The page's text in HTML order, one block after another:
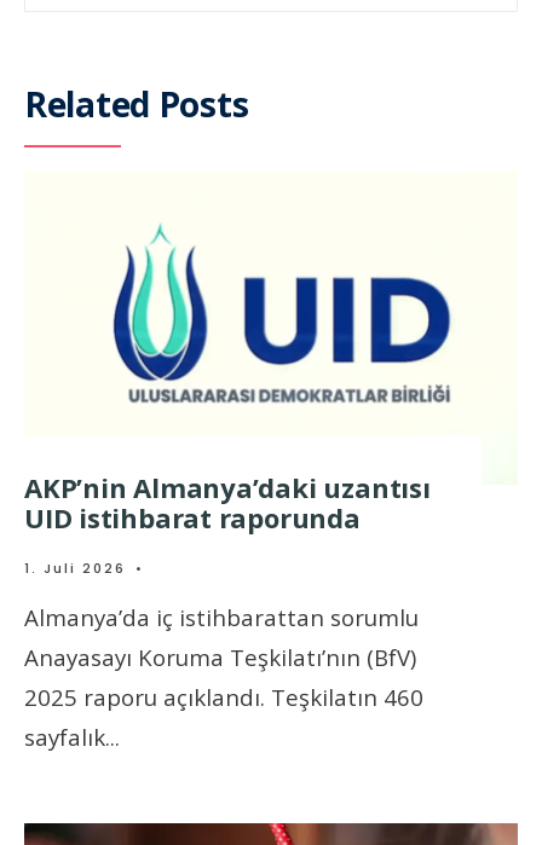
Related Posts
AKP’nin Almanya’daki uzantısı
UID istihbarat raporunda
1. Juli 2026 •
Almanya’da iç istihbarattan sorumlu
Anayasayı Koruma Teşkilatı’nın (BfV)
2025 raporu açıklandı. Teşkilatın 460
sayfalık...